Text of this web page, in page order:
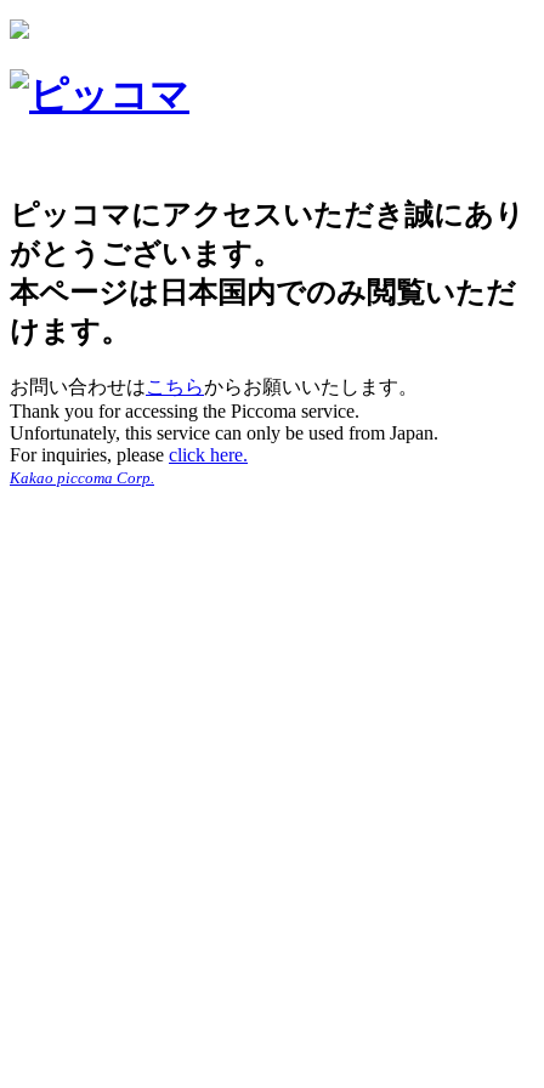
ピッコマにアクセスいただき誠にあり
がとうございます。
本ページは日本国内でのみ閲覧いただ
けます。
お問い合わせはこちらからお願いいたします。
Thank you for accessing the Piccoma service.
Unfortunately, this service can only be used from Japan.
For inquiries, please click here.
Kakao piccoma Corp.